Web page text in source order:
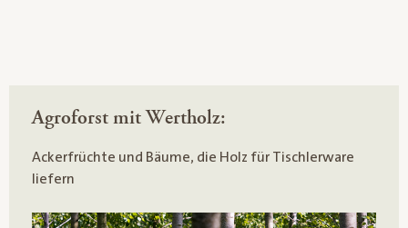
Agroforst mit Wertholz:
Ackerfrüchte und Bäume, die Holz für Tischlerware
liefern